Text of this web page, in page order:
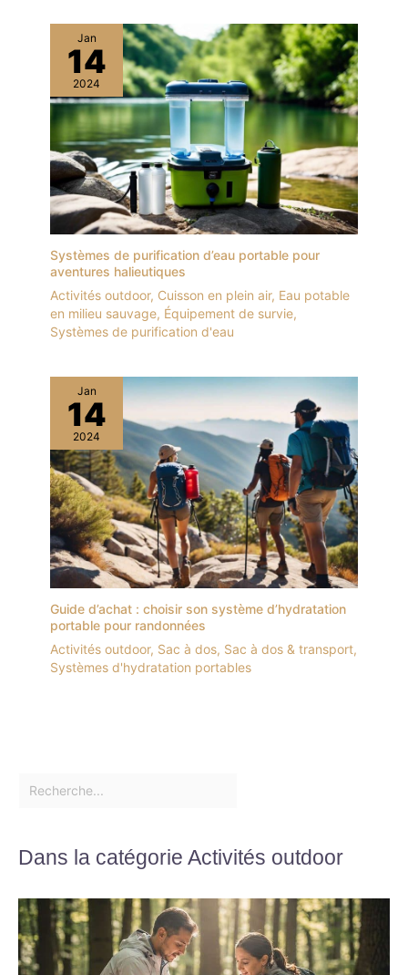
Jan
14
2024
Systèmes de purification d’eau portable pour
aventures halieutiques
Activités outdoor, Cuisson en plein air, Eau potable
en milieu sauvage, Équipement de survie,
Systèmes de purification d'eau
Jan
14
2024
Guide d’achat : choisir son système d’hydratation
portable pour randonnées
Activités outdoor, Sac à dos, Sac à dos & transport,
Systèmes d'hydratation portables
Dans la catégorie Activités outdoor